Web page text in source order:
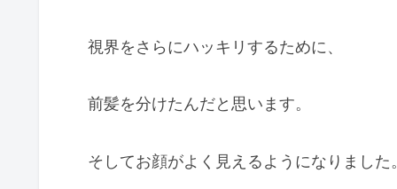
視界をさらにハッキリするために、
前髪を分けたんだと思います。
そしてお顔がよく見えるようになりました。